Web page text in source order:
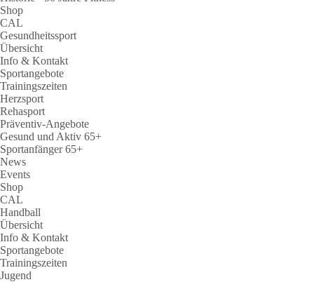
Shop
CAL
Gesundheitssport
Übersicht
Info & Kontakt
Sportangebote
Trainingszeiten
Herzsport
Rehasport
Präventiv-Angebote
Gesund und Aktiv 65+
Sportanfänger 65+
News
Events
Shop
CAL
Handball
Übersicht
Info & Kontakt
Sportangebote
Trainingszeiten
Jugend